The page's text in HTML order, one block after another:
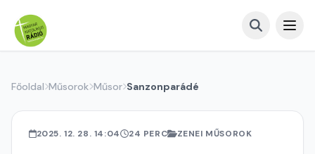
Főoldal Műsorok Műsor Sanzonparádé
2025. 12. 28. 14:04 24 PERC ZENEI MŰSOROK